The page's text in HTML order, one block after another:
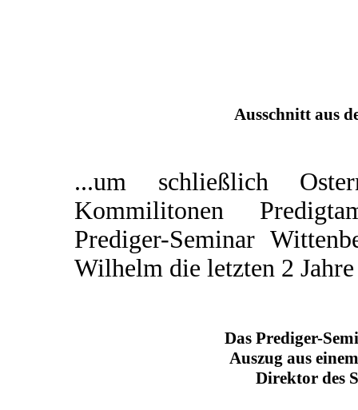
Ausschnitt aus
...um schließlich
Kommilitonen
Prediger-Seminar
Wilhelm die letzten 2
Das Prediger-
Auszug aus
Direktor des